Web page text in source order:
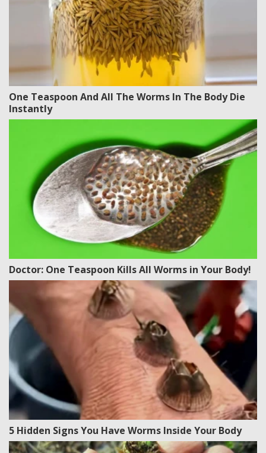
One Teaspoon And All The Worms In The Body Die
Instantly
Doctor: One Teaspoon Kills All Worms in Your Body!
5 Hidden Signs You Have Worms Inside Your Body